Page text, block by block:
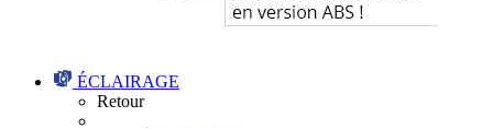
ÉCLAIRAGE
Retour